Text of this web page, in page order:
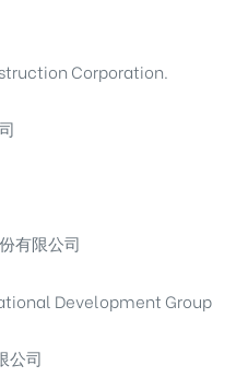
Corporation.
有限公司
Development Group
公司